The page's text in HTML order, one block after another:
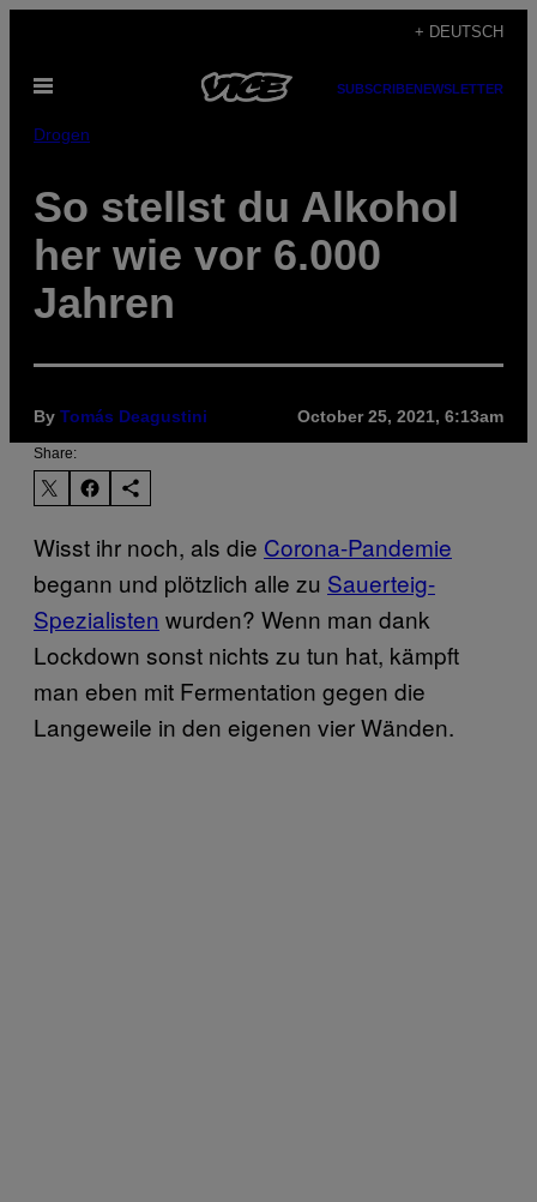
content
+ DEUTSCH
Open
SUBSCRIBENEWSLETTER
Drogen
So stellst du Alkohol
her wie vor 6.000
Jahren
By Tomás Deagustini October 25, 2021, 6:13am
Share:
Wisst ihr noch, als die Corona-Pandemie
begann und plötzlich alle zu Sauerteig-
Spezialisten wurden? Wenn man dank
Lockdown sonst nichts zu tun hat, kämpft
man eben mit Fermentation gegen die
Langeweile in den eigenen vier Wänden.